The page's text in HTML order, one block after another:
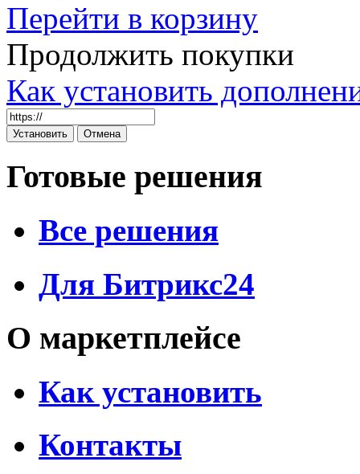
Перейти в корзину
Продолжить покупки
Как установить
Готовые решения
Все решения
Для Битрикс24
О маркетплейсе
Как установить
Контакты